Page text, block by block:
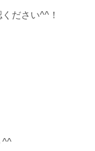
ださい^^！
^^